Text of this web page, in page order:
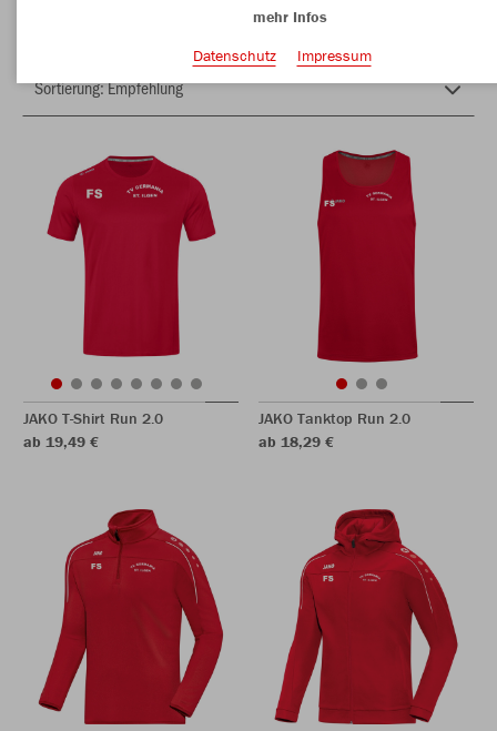
Farbe
JAKO T-Shirt Run 2.0
ab 19,49 €
JAKO Tanktop Run 2.0
ab 18,29 €
mehr Infos
Datenschutz
Impressum